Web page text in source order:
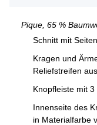
Pique, 65 %
Schnitt mit
Kragen und
Reliefstreifen
Knopfleiste mit
Innenseite des
in Materialfarbe